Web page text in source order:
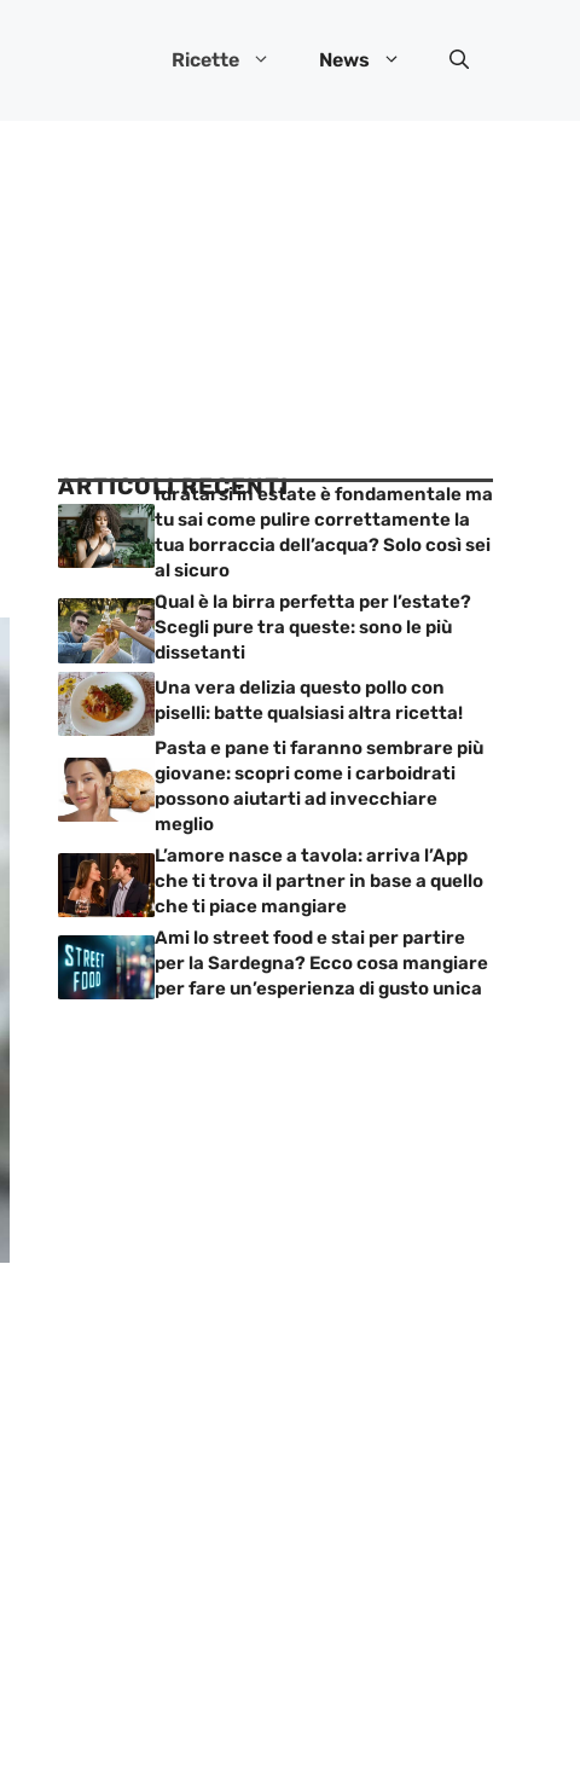
Ricette News
ARTICOLI RECENTI
Idratarsi in estate è fondamentale ma
tu sai come pulire correttamente la
tua borraccia dell’acqua? Solo così sei
al sicuro
Qual è la birra perfetta per l’estate?
Scegli pure tra queste: sono le più
dissetanti
Una vera delizia questo pollo con
piselli: batte qualsiasi altra ricetta!
Pasta e pane ti faranno sembrare più
giovane: scopri come i carboidrati
possono aiutarti ad invecchiare
meglio
L’amore nasce a tavola: arriva l’App
che ti trova il partner in base a quello
che ti piace mangiare
Ami lo street food e stai per partire
per la Sardegna? Ecco cosa mangiare
per fare un’esperienza di gusto unica